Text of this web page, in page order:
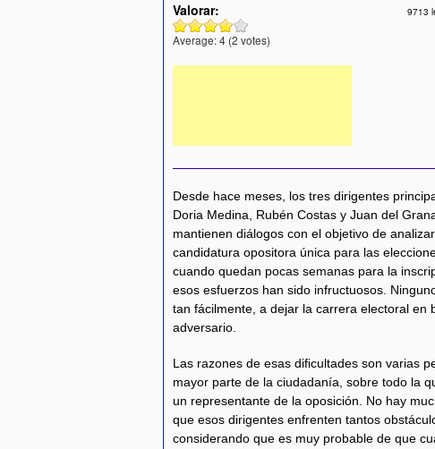
Valorar:
Average:4 (2 votes)
9713
Desde hace meses, los tres dirigentes
Doria Medina, Rubén Costas y Juan del
mantienen diálogos con el objetivo de
candidatura opositora única para las
cuando quedan pocas semanas para la
esos esfuerzos han sido infructuosos.
tan fácilmente, a dejar la carrera electoral en
adversario.
Las razones de esas dificultades son varias
mayor parte de la ciudadanía, sobre todo la
un representante de la oposición. No hay
que esos dirigentes enfrenten tantos
considerando que es muy probable de que